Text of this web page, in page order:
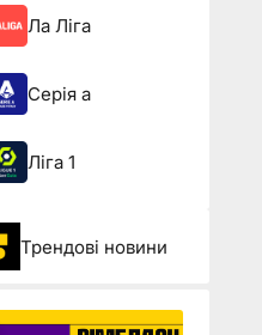
Ла Ліга
Серія а
Ліга 1
Трендові новини